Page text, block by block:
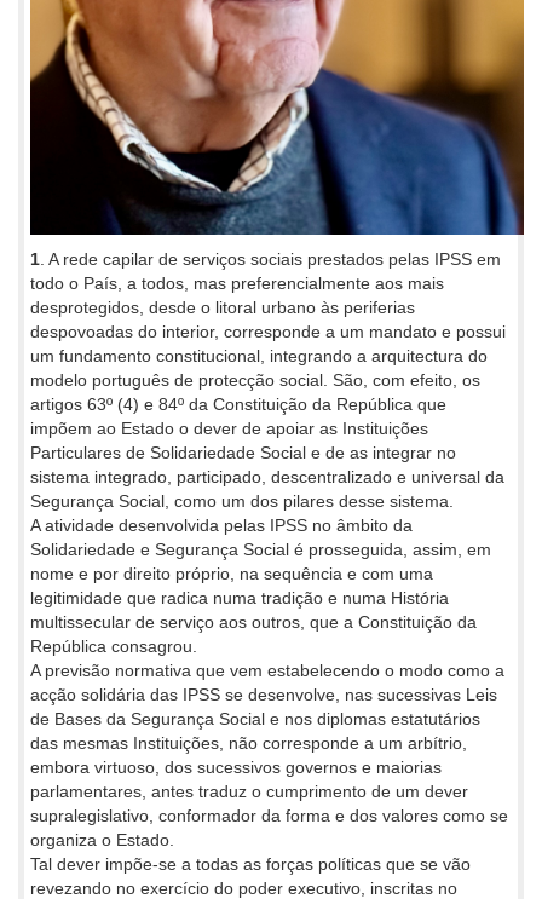
1 . A rede capilar de serviços sociais prestados pelas IPSS em
todo o País, a todos, mas preferencialmente aos mais
desprotegidos, desde o litoral urbano às periferias
despovoadas do interior, corresponde a um mandato e possui
um fundamento constitucional, integrando a arquitectura do
modelo português de protecção social. São, com efeito, os
artigos 63º (4) e 84º da Constituição da República que
impõem ao Estado o dever de apoiar as Instituições
Particulares de Solidariedade Social e de as integrar no
sistema integrado, participado, descentralizado e universal da
Segurança Social, como um dos pilares desse sistema.
A atividade desenvolvida pelas IPSS no âmbito da
Solidariedade e Segurança Social é prosseguida, assim, em
nome e por direito próprio, na sequência e com uma
legitimidade que radica numa tradição e numa História
multissecular de serviço aos outros, que a Constituição da
República consagrou.
A previsão normativa que vem estabelecendo o modo como a
acção solidária das IPSS se desenvolve, nas sucessivas Leis
de Bases da Segurança Social e nos diplomas estatutários
das mesmas Instituições, não corresponde a um arbítrio,
embora virtuoso, dos sucessivos governos e maiorias
parlamentares, antes traduz o cumprimento de um dever
supralegislativo, conformador da forma e dos valores como se
organiza o Estado.
Tal dever impõe-se a todas as forças políticas que se vão
revezando no exercício do poder executivo, inscritas no